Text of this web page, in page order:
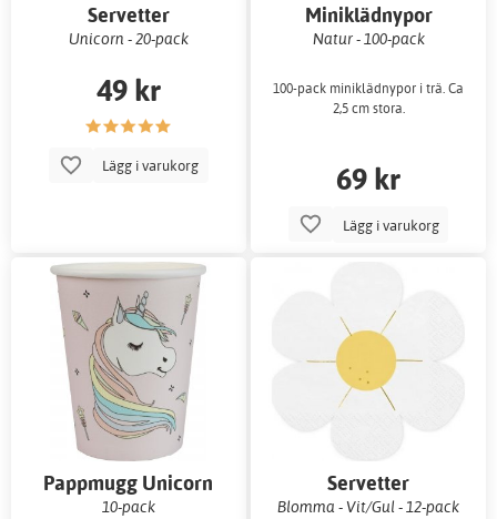
Servetter
Unicorn - 20-pack
49 kr
Lägg i varukorg
Miniklädnypor
Natur - 100-pack
100-pack miniklädnypor i trä. Ca
2,5 cm stora.
69 kr
Lägg i varukorg
Pappmugg Unicorn
10-pack
Servetter
Blomma - Vit/Gul - 12-pack